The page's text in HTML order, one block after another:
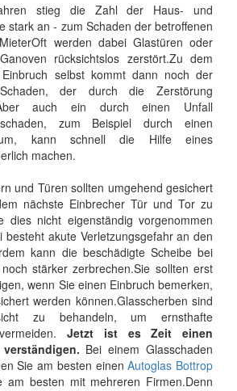
stieg die Zahl der Haus- und
stark an - zum Schaden der betroffenen
werden dabei Glastüren oder
rücksichtslos zerstört.Zu dem
selbst kommt dann noch der
der durch die Zerstörung
auch ein durch einen Unfall
zum Beispiel durch einen
kann schnell die Hilfe eines
machen.
und Türen sollten umgehend gesichert
nächste Einbrecher Tür und Tor zu
dies nicht eigenständig vorgenommen
besteht akute Verletzungsgefahr an den
kann die beschädigte Scheibe bei
stärker zerbrechen.Sie sollten erst
wenn Sie einen Einbruch bemerken,
werden können.Glasscherben sind
zu behandeln, um ernsthafte
Jetzt ist es Zeit einen
Bei einem Glasschaden
Sie am besten einenAutoglas Bottrop
am besten mit mehreren Firmen.Denn